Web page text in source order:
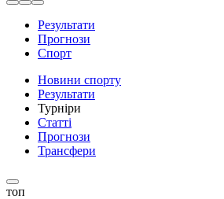
Результати
Прогнози
Спорт
Новини спорту
Результати
Турніри
Статті
Прогнози
Трансфери
топ